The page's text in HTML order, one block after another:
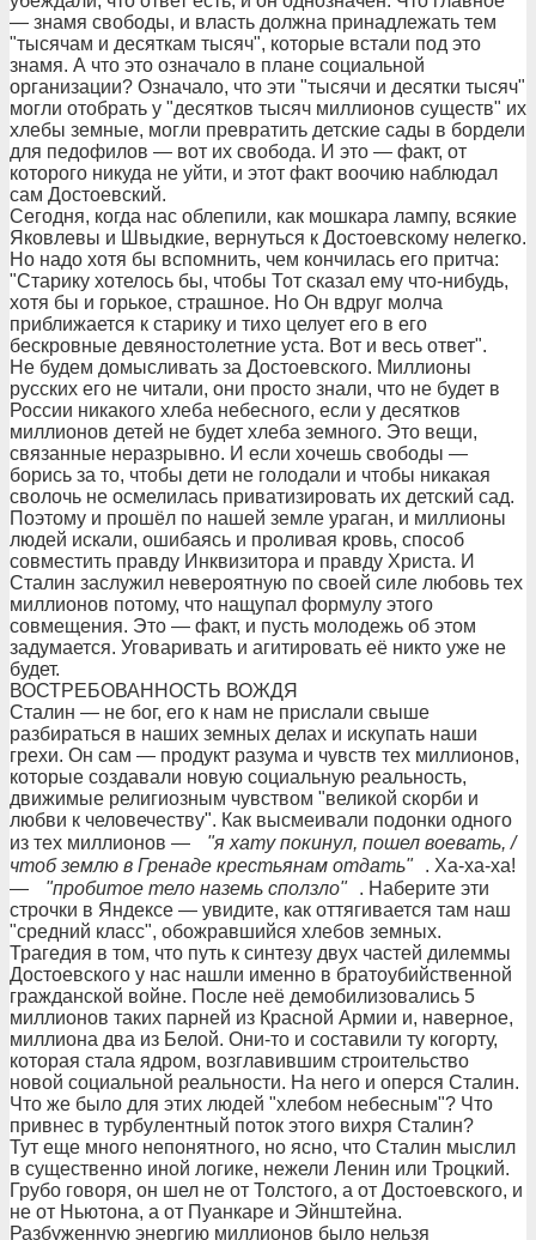
— знамя свободы, и власть должна принадлежать тем
"тысячам и десяткам тысяч", которые встали под это
знамя. А что это означало в плане социальной
организации? Означало, что эти "тысячи и десятки тысяч"
могли отобрать у "десятков тысяч миллионов существ" их
хлебы земные, могли превратить детские сады в бордели
для педофилов — вот их свобода. И это — факт, от
которого никуда не уйти, и этот факт воочию наблюдал
сам Достоевский.
Сегодня, когда нас облепили, как мошкара лампу, всякие
Яковлевы и Швыдкие, вернуться к Достоевскому нелегко.
Но надо хотя бы вспомнить, чем кончилась его притча:
"Старику хотелось бы, чтобы Тот сказал ему что-нибудь,
хотя бы и горькое, страшное. Но Он вдруг молча
приближается к старику и тихо целует его в его
бескровные девяностолетние уста. Вот и весь ответ".
Не будем домысливать за Достоевского. Миллионы
русских его не читали, они просто знали, что не будет в
России никакого хлеба небесного, если у десятков
миллионов детей не будет хлеба земного. Это вещи,
связанные неразрывно. И если хочешь свободы —
борись за то, чтобы дети не голодали и чтобы никакая
сволочь не осмелилась приватизировать их детский сад.
Поэтому и прошёл по нашей земле ураган, и миллионы
людей искали, ошибаясь и проливая кровь, способ
совместить правду Инквизитора и правду Христа. И
Сталин заслужил невероятную по своей силе любовь тех
миллионов потому, что нащупал формулу этого
совмещения. Это — факт, и пусть молодежь об этом
задумается. Уговаривать и агитировать её никто уже не
будет.
ВОСТРЕБОВАННОСТЬ ВОЖДЯ
Сталин — не бог, его к нам не прислали свыше
разбираться в наших земных делах и искупать наши
грехи. Он сам — продукт разума и чувств тех миллионов,
которые создавали новую социальную реальность,
движимые религиозным чувством "великой скорби и
любви к человечеству". Как высмеивали подонки одного
из тех миллионов —
"я хату покинул, пошел воевать, /
чтоб землю в Гренаде крестьянам отдать"
. Ха-ха-ха!
—
"пробитое тело наземь сползло"
. Наберите эти
строчки в Яндексе — увидите, как оттягивается там наш
"средний класс", обожравшийся хлебов земных.
Трагедия в том, что путь к синтезу двух частей дилеммы
Достоевского у нас нашли именно в братоубийственной
гражданской войне. После неё демобилизовались 5
миллионов таких парней из Красной Армии и, наверное,
миллиона два из Белой. Они-то и составили ту когорту,
которая стала ядром, возглавившим строительство
новой социальной реальности. На него и оперся Сталин.
Что же было для этих людей "хлебом небесным"? Что
привнес в турбулентный поток этого вихря Сталин?
Тут еще много непонятного, но ясно, что Сталин мыслил
в существенно иной логике, нежели Ленин или Троцкий.
Грубо говоря, он шел не от Толстого, а от Достоевского, и
не от Ньютона, а от Пуанкаре и Эйнштейна.
Разбуженную энергию миллионов было нельзя